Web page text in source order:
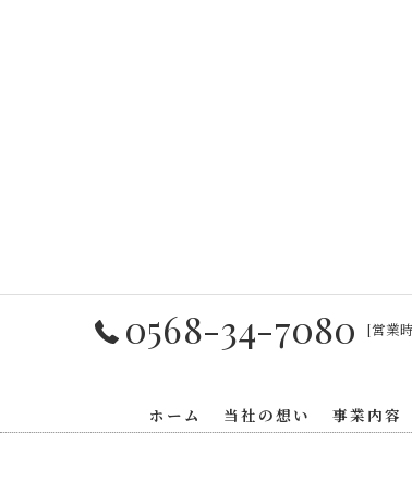
0568-34-7080 [営業
ホーム 当社の想い 事業内容